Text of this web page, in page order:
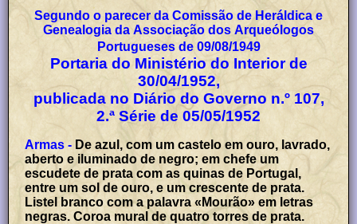
Segundo o parecer da Comissão de Heráldica e
Genealogia da Associação dos Arqueólogos
Portugueses de 09/08/1949
Portaria do Ministério do Interior de
30/04/1952,
publicada no Diário do Governo n.º 107,
2.ª Série de 05/05/1952
Armas - De azul, com um castelo em ouro, lavrado,
aberto e iluminado de negro; em chefe um
escudete de prata com as quinas de Portugal,
entre um sol de ouro, e um crescente de prata.
Listel branco com a palavra «Mourão» em letras
negras. Coroa mural de quatro torres de prata.